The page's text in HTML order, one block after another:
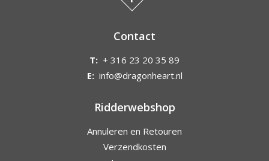
Contact
T: + 316 23 20 35 89
E: info@dragonheart.nl
Ridderwebshop
Annuleren en Retouren
Verzendkosten